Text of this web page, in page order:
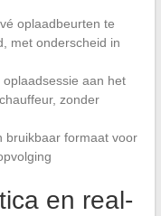
oplaadbeurten te
met onderscheid in
aan het
zonder
bruikbaar formaat voor
en real-